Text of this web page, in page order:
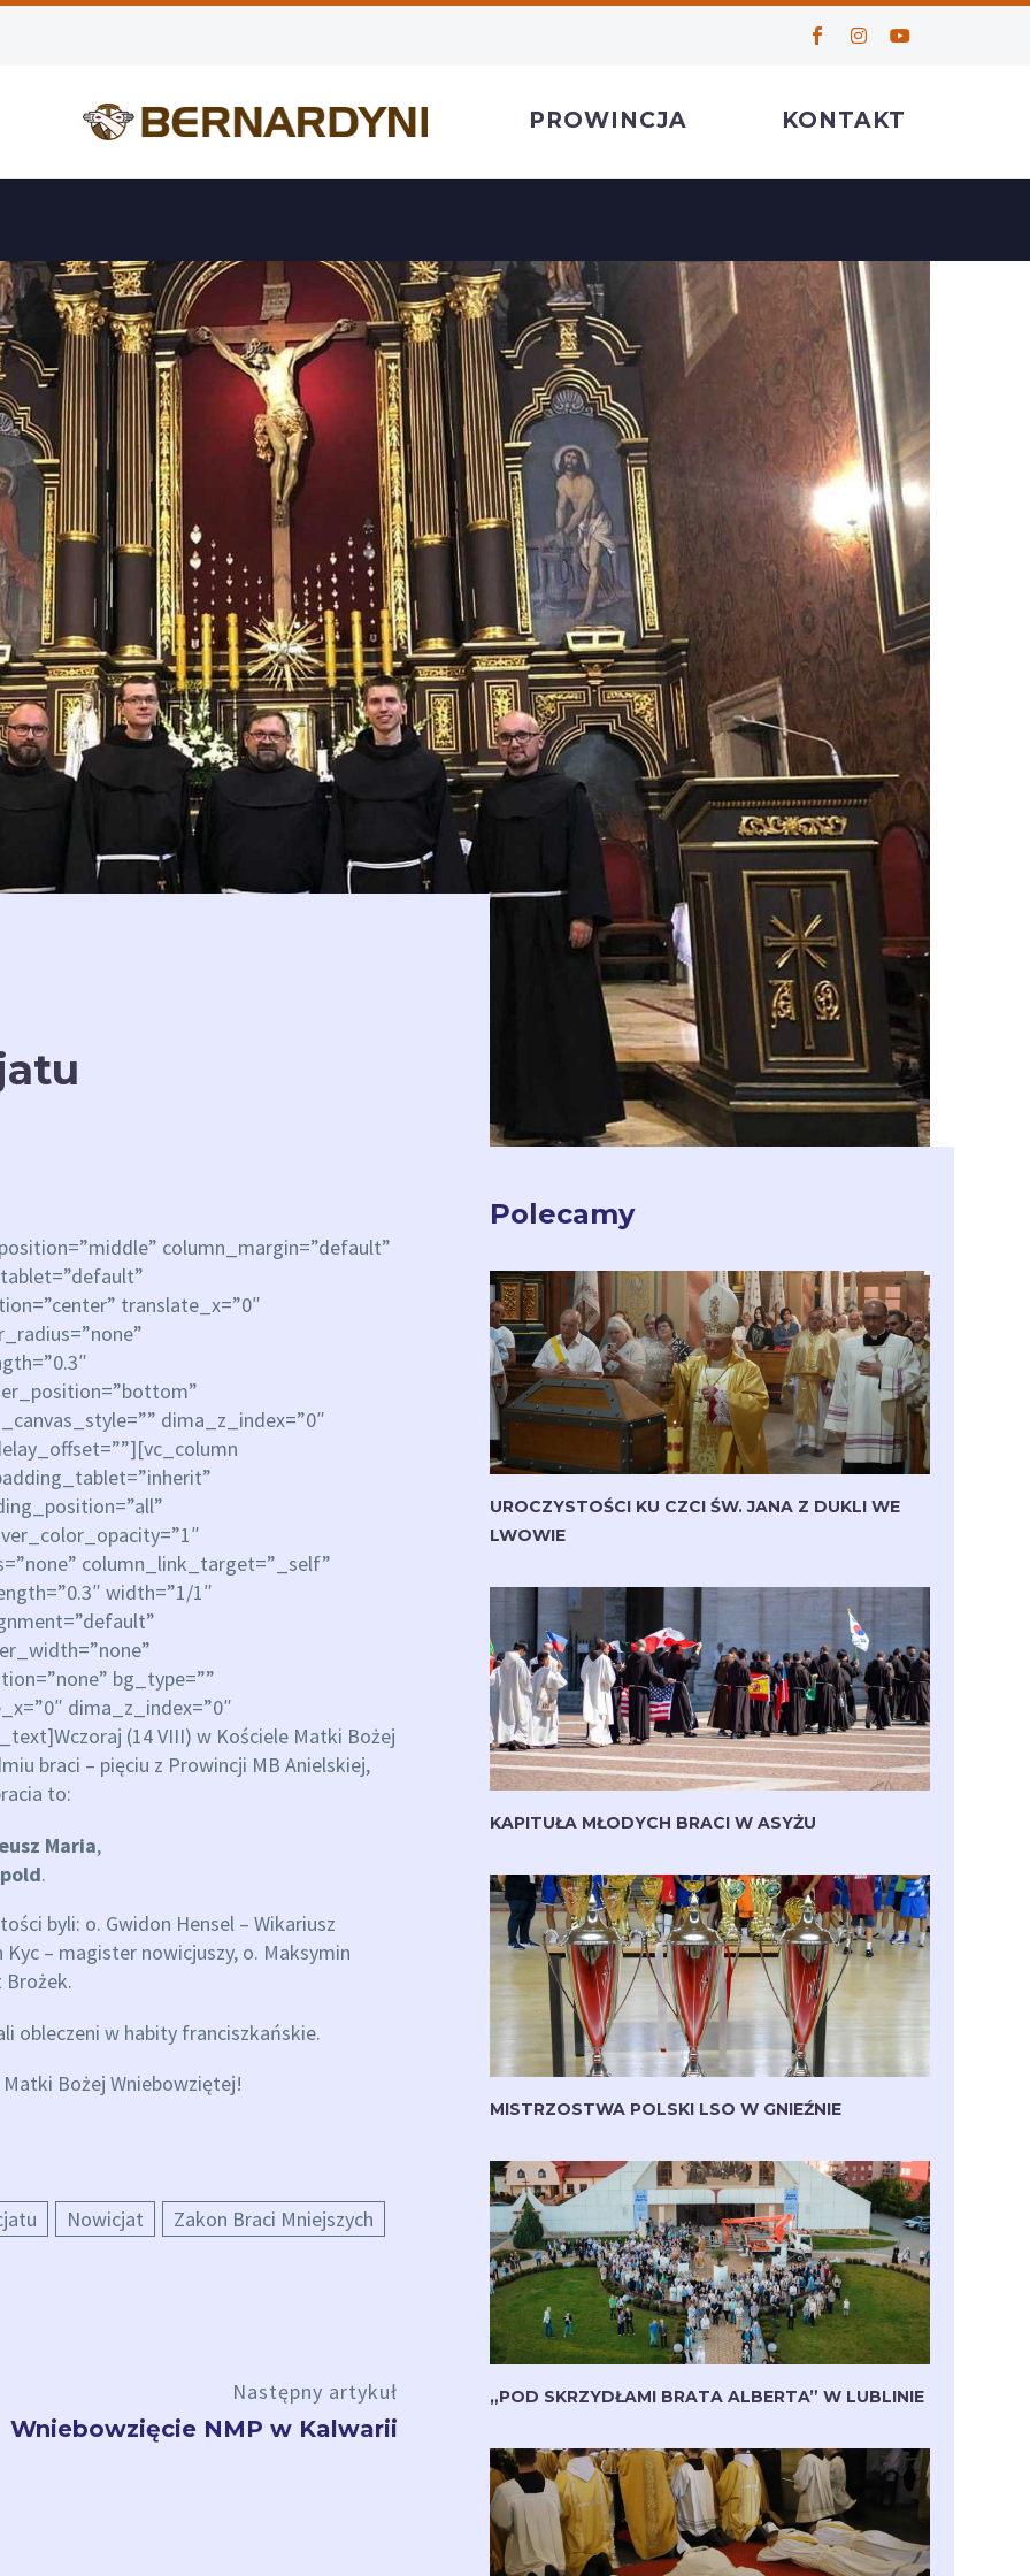
PROWINCJA KONTAKT
column_margin=”default”
translate_x=”0″
dima_z_index=”0″
column_link_target=”_self”
width=”1/1″
bg_type=””
dima_z_index=”0″
(14 VIII) w Kościele Matki Bożej
braci – pięciu z Prowincji MB Anielskiej,
to:
Maria,
.
byli: o. Gwidon Hensel – Wikariusz
– magister nowicjuszy, o. Maksymin
Brożek.
obleczeni w habity franciszkańskie.
Bożej Wniebowziętej!
Nowicjat Zakon Braci Mniejszych
Następny artykuł
Wniebowzięcie NMP w Kalwarii
Polecamy
UROCZYSTOŚCI KU CZCI ŚW. JANA Z DUKLI WE
LWOWIE
KAPITUŁA MŁODYCH BRACI W ASYŻU
MISTRZOSTWA POLSKI LSO W GNIEŹNIE
„POD SKRZYDŁAMI BRATA ALBERTA” W LUBLINIE